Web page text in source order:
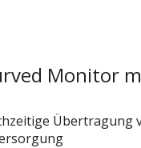
Monitor
Übertragung